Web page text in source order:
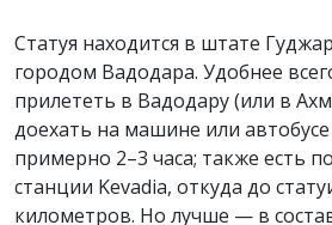
Статуя находится в штате
городом Вадодара. Удобнее
прилететь в Вадодару (или в
доехать на машине или
примерно 2–3 часа; также есть
станции Kevadia, откуда до
километров. Но лучше — в